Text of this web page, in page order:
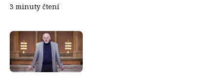
3 minuty čtení